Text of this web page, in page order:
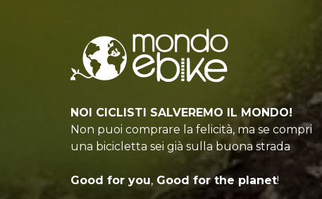
NOI CICLISTI SALVEREMO IL MONDO!
Non puoi comprare la felicità, ma se compri
una bicicletta sei già sulla buona strada
Good for you, Good for the planet!